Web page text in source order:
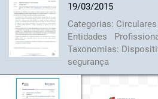
19/03/2015
Categorias: Circulares
Entidades
Taxonomias:
segurança